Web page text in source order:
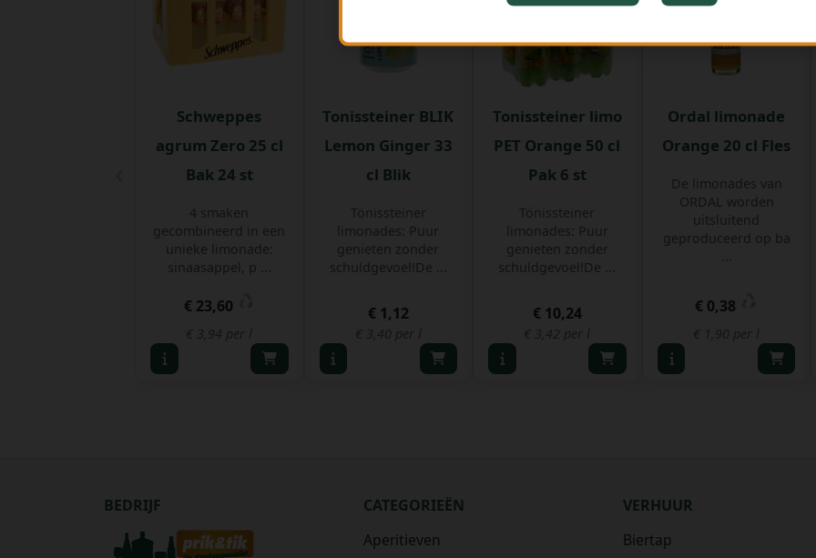
Schweppes
agrum Zero 25 cl
Bak 24 st
4 smaken
gecombineerd in een
unieke limonade:
sinaasappel, p ...
€ 23,60
€ 3,94 per l
Tonissteiner BLIK
Lemon Ginger 33
cl Blik
Tönissteiner
limonades: Puur
genieten zonder
schuldgevoel!De ...
€ 1,12
€ 3,40 per l
Tonissteiner limo
PET Orange 50 cl
Pak 6 st
Tönissteiner
limonades: Puur
genieten zonder
schuldgevoel!De ...
€ 10,24
€ 3,42 per l
Ordal limonade
Orange 20 cl Fles
De limonades van
ORDAL worden
uitsluitend
geproduceerd op ba
€ 0,38
€ 1,90 per l
BEDRIJF
CATEGORIEËN
Aperitieven
VERHUUR
Biertap